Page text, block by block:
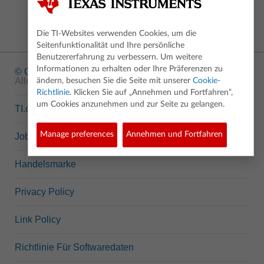
© Copyright1995-2026 Texas Instruments Incorporated.
Alle Rechte vorbehalten.
TI.com
Jobs bei TI
Handelsmarke
Privacy Policy
Link Policy
Richtlinie Für Softwaredaten
Die TI-Websites verwenden Cookies, um die
Seitenfunktionalität und Ihre persönliche
Benutzererfahrung zu verbessern. Um weitere
Informationen zu erhalten oder Ihre Präferenzen zu
ändern, besuchen Sie die Seite mit unserer Cookie-
Richtlinie. Klicken Sie auf „Annehmen und Fortfahren“,
um Cookies anzunehmen und zur Seite zu gelangen.
Manage preferences Annehmen und Fortfahren